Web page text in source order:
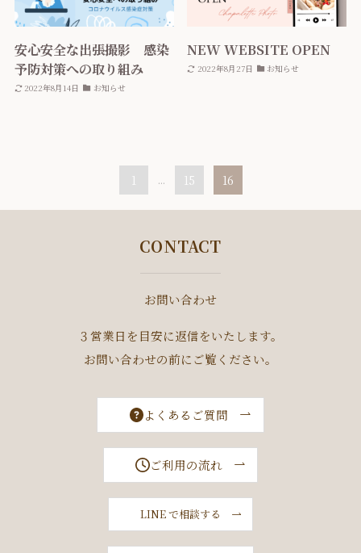
安心安全な出張撮影 感染
予防対策への取り組み
2022年8月14日 お知らせ
NEW WEBSITE OPEN
2022年8月27日 お知らせ
1 ... 15 16
CONTACT
お問い合わせ
３営業日を目安に返信をいたします。
お問い合わせの前にご覧ください。
よくあるご質問
ご利用の流れ
LINE で相談する